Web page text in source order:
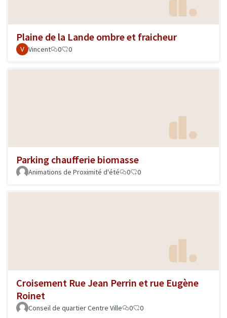
Plaine de la Lande ombre et fraicheur
Vincent 0 0
Parking chaufferie biomasse
Animations de Proximité d'été 0 0
Croisement Rue Jean Perrin et rue Eugène
Roinet
Conseil de quartier Centre Ville 0 0